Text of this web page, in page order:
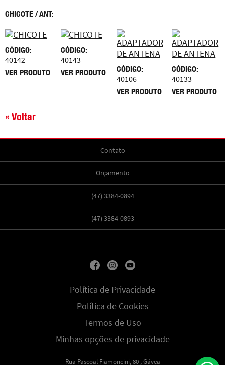
CHICOTE / ANT:
CÓDIGO:
40142
VER PRODUTO
CÓDIGO:
40143
VER PRODUTO CÓDIGO:
40106
VER PRODUTO
CÓDIGO:
40133
VER PRODUTO
« Voltar
Contato
Orçamento
(47) 3384-0894
(47) 3384-0893
Política de Privacidade
Política de Cookies
Termos de Uso
Minhas opções de privacidade
Rua Pascoal Fiamoncini, 80 , Gávea